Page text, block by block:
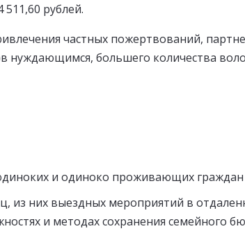
рублей.
частных пожертвований,
нуждающимся, большего количества
и одиноко проживающих граждан
из них выездных мероприятий в
и методах сохранения семейного